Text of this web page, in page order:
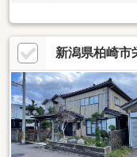
新潟県柏崎市